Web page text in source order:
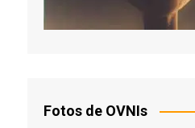
Fotos de OVNIs